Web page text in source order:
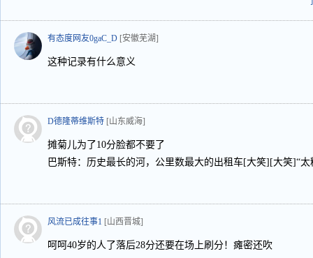
有态度网友0gaC_D [安徽芜湖]
这种记录有什么意义
D德隆蒂维斯特 [山东威海]
摊菊儿为了10分脸都不要了
巴斯特：历史最长的河，公里数最大的出租车[大笑][大笑]“太
风流已成往事1 [山西晋城]
呵呵40岁的人了落后28分还要在场上刷分！瘫密还吹